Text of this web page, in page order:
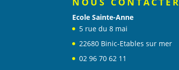
Ecole Sainte-Anne
5 rue du 8 mai
22680 Binic-Etables sur mer
02 96 70 62 11